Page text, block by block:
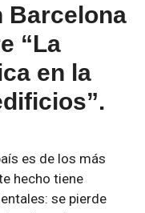
Barcelona
“La
en la
es de los más
hecho tiene
se pierde